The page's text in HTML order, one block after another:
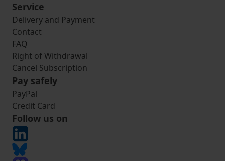
Service
Delivery and Payment
Contact
FAQ
Right of Withdrawal
Cancel Subscription
Pay safely
PayPal
Credit Card
Follow us on